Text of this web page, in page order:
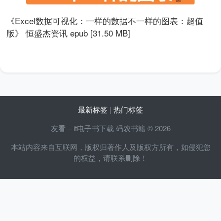
《Excel数据可视化：一样的数据不一样的图表：超值
版》 恒盛杰资讯 epub [31.50 MB]
最新标签 | 热门标签
友看 – it电子书下载 码农书籍 © 2026
本站内容来自互联网，版权归著作人及版权方所有，如侵犯您
的权益，请联系删除！